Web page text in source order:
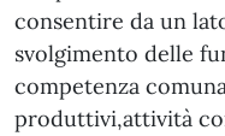
consentire da un
svolgimento delle
competenza
produttivi,attività